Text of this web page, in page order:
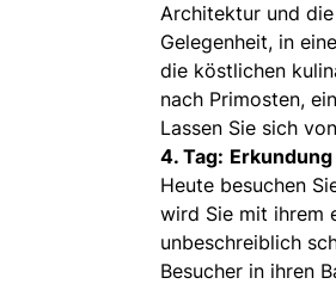
Architektur und
Gelegenheit, in
die köstlichen
nach Primosten,
Lassen Sie sich
4. Tag:
Heute besuchen
wird Sie mit ihrem
unbeschreiblich
Besucher in ihren